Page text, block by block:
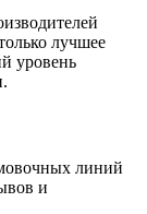
лучшее
уровень
линий
и